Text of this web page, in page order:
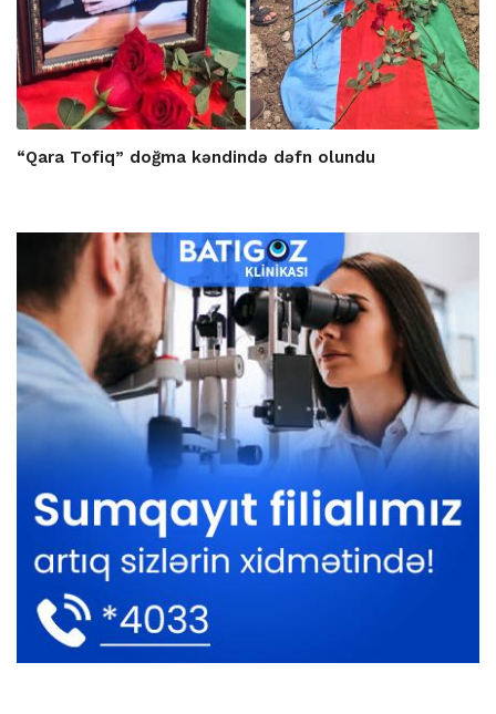
“Qara Tofiq” doğma kəndində dəfn olundu